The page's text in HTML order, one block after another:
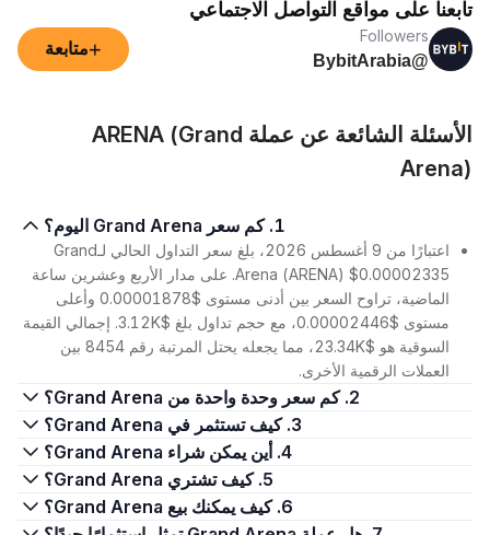
تابعنا على مواقع التواصل الاجتماعي
Followers
@BybitArabia
+متابعة
الأسئلة الشائعة عن عملة ARENA (Grand
Arena)
1. كم سعر Grand Arena اليوم؟
اعتبارًا من 9 أغسطس 2026، بلغ سعر التداول الحالي لـGrand
Arena (ARENA) $0.00002335. على مدار الأربع وعشرين ساعة
الماضية، تراوح السعر بين أدنى مستوى $0.00001878 وأعلى
مستوى $0.00002446، مع حجم تداول بلغ $3.12K. إجمالي القيمة
السوقية هو $23.34K، مما يجعله يحتل المرتبة رقم 8454 بين
العملات الرقمية الأخرى.
2. كم سعر وحدة واحدة من Grand Arena؟
3. كيف تستثمر في Grand Arena؟
4. أين يمكن شراء Grand Arena؟
5. كيف تشتري Grand Arena؟
6. كيف يمكنك بيع Grand Arena؟